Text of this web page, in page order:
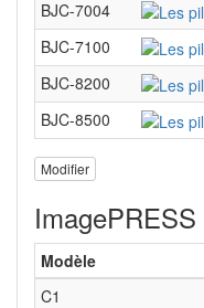
BJC-7004
BJC-7100
BJC-8200
BJC-8500
Modifier
Modèle
C1